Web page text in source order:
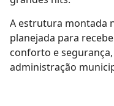
A estrutura montada
planejada para
conforto e
administração